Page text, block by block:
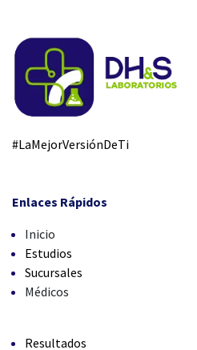
#LaMejorVersiónDeTi
Enlaces Rápidos
Inicio
Estudios
Sucursales
Médicos
Resultados